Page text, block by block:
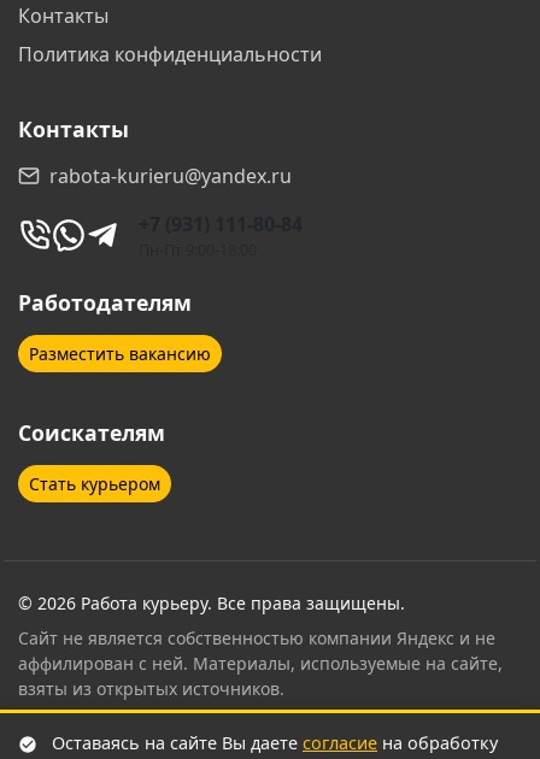
Всеволожск
Дзержинск
Дмитров
Домодедово
Елабуга
Звенигород
Иваново
Йошкар-Ола Казань
Калининград Калуга
Кемерово
Киров Кисловодск
Контакты
Политика конфиденциальности
Контакты
rabota-kurieru@yandex.ru
Работодателям
Разместить вакансию
Соискателям
Стать курьером
© 2026 Работа курьеру. Все права защищены.
Сайт не является собственностью компании Яндекс и не
аффилирован с ней. Материалы, используемые на сайте,
взяты из открытых источников.
сертифицированным специалистом по привлечению
Оставаясь на сайте Вы даете согласие на обработку